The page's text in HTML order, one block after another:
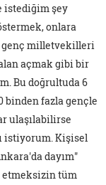
istediğim şey
onlara
genç milletvekilleri
açmak gibi bir
Bu doğrultuda 6
binden fazla gençle
ulaşılabilirse
istiyorum. Kişisel
dayım"
etmeksizin tüm